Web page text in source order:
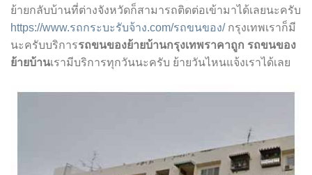
ย้ายกลับบ้านที่ต่างจังหวัดก็สามารถติดต่อเข้ามาได้เลยนะครับ
https://www.รถกระบะรับจ้าง.com/รถขนของ/กรุงเทพเราก็มี
นะครับบริการรถขนของย้ายบ้านกรุงเทพราคาถูก รถขนของ
ย้ายบ้านเรามีบริการทุกวันนะครับ ย้ายวันไหนแจ้งเราได้เลย